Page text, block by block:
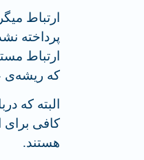
ارتباط
پرداخته
ارتباط
که ریشه‌ی
البته که
کافی برای
هستند.